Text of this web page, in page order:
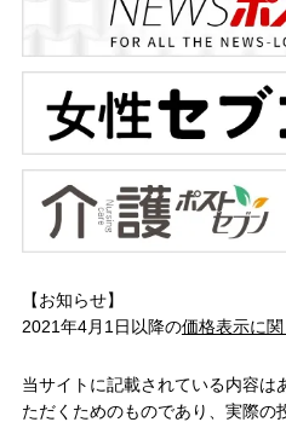
【お知らせ】
2021年4月1日以降の価格表示に
当サイトに記載されている内容は
ただくためのものであり、実際の